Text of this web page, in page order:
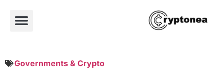
Governments & Crypto